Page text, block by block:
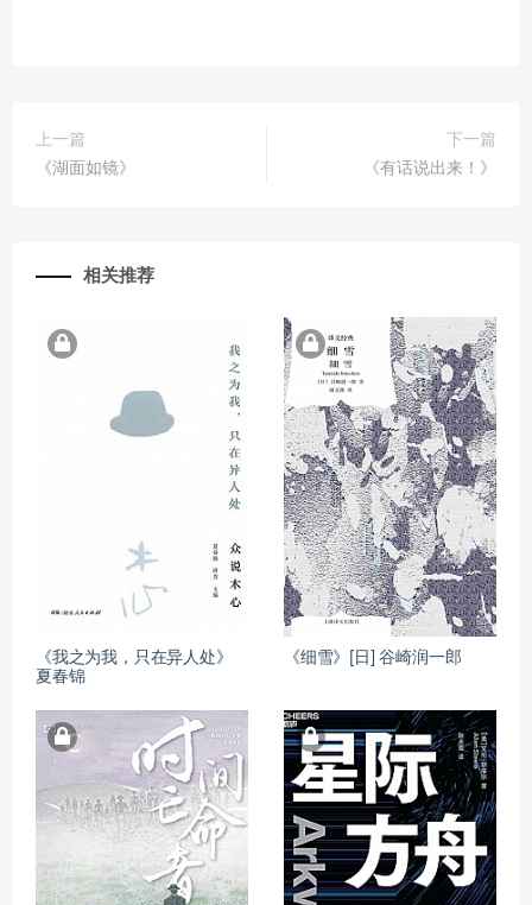
上一篇
《湖面如镜》
下一篇
《有话说出来！》
相关推荐
《我之为我，只在异人处》
夏春锦
《细雪》[日] 谷崎润一郎